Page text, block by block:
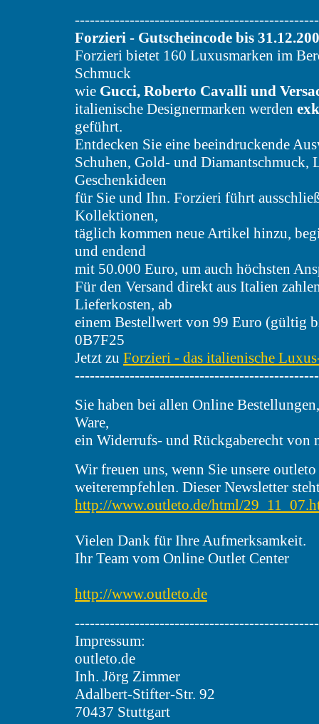
Forzieri - Gutscheincode bis
Forzieri bietet 160 Luxusmarken im
Schmuck
wie Gucci, Roberto Cavalli und
italienische Designermarken werden
geführt.
Entdecken Sie eine beeindruckende
Schuhen, Gold- und Diamantschmuck,
Geschenkideen
für Sie und Ihn. Forzieri führt
Kollektionen,
täglich kommen neue Artikel hinzu,
und endend
mit 50.000 Euro, um auch höchsten
Für den Versand direkt aus Italien
Lieferkosten, ab
einem Bestellwert von 99 Euro (gültig
0B7F25
Jetzt zu Forzieri - das italienische
Sie haben bei allen Online
Ware,
ein Widerrufs- und Rückgaberecht von
Wir freuen uns, wenn Sie unsere
weiterempfehlen. Dieser Newsletter
http://www.outleto.de/html/
Vielen Dank für Ihre Aufmerksamkeit.
Ihr Team vom Online Outlet Center
http://www.outleto.de
Impressum:
outleto.de
Inh. Jörg Zimmer
Adalbert-Stifter-Str. 92
70437 Stuttgart